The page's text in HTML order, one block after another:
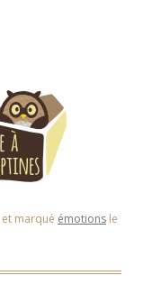
et marqué émotions le